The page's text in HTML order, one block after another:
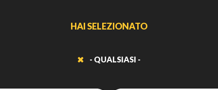
HAI SELEZIONATO
- QUALSIASI -